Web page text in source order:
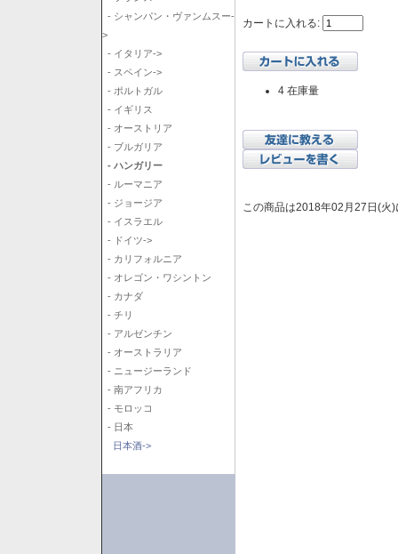
- シャンパン・ヴァンムスー-
>
- イタリア->
- スペイン->
- ポルトガル
- イギリス
- オーストリア
- ブルガリア
- ハンガリー
- ルーマニア
- ジョージア
- イスラエル
- ドイツ->
- カリフォルニア
- オレゴン・ワシントン
- カナダ
- チリ
- アルゼンチン
- オーストラリア
- ニュージーランド
- 南アフリカ
- モロッコ
- 日本
日本酒->
カートに入れる:
4 在庫量
この商品は2018年02月27日(火